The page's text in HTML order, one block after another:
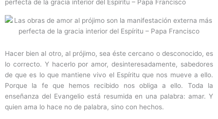
perfecta de la gracia interior del Espíritu – Papa Francisco
Hacer bien al otro, al prójimo, sea éste cercano o desconocido, es
lo correcto. Y hacerlo por amor, desinteresadamente, sabedores
de que es lo que mantiene vivo el Espíritu que nos mueve a ello.
Porque la fe que hemos recibido nos obliga a ello. Toda la
enseñanza del Evangelio está resumida en una palabra: amar. Y
quien ama lo hace no de palabra, sino con hechos.